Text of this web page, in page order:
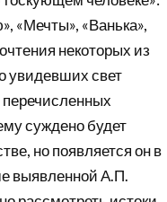
«Мечты», «Ванька»,
некоторых из
увидевших свет
суждено будет
но появляется он в
выявленной А.П.